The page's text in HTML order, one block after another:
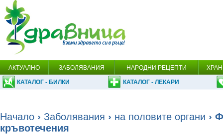
АКТУАЛНО ЗАБОЛЯВАНИЯ НАРОДНИ РЕЦЕПТИ
КАТАЛОГ - БИЛКИ КАТАЛОГ - ЛЕКАРИ
Начало › Заболявания › на половите органи ›
кръвотечения